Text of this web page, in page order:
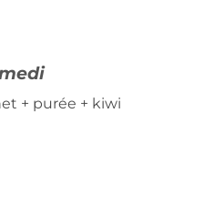
+ purée + kiwi